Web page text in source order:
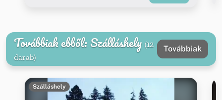
Továbbiak ebből: Szálláshely (12
darab)
Továbbiak
Szálláshely